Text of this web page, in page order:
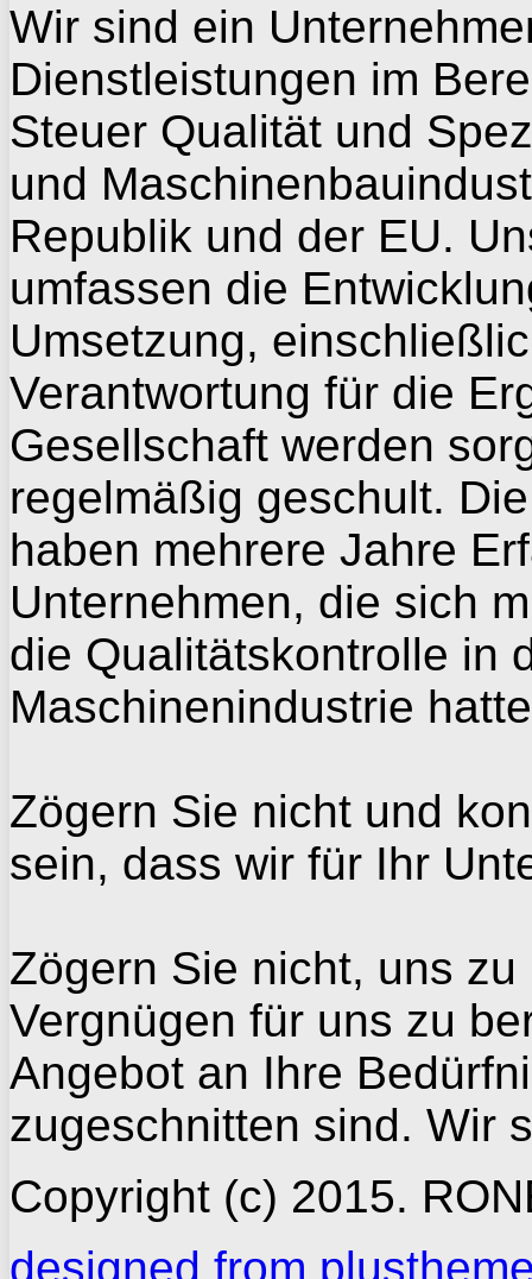
Wir sind ein
Dienstleistungen im
Steuer Qualität und
und
Republik und der EU.
umfassen die
Umsetzung,
Verantwortung für die
Gesellschaft werden
regelmäßig geschult.
haben mehrere Jahre
Unternehmen, die sich
die Qualitätskontrolle in
Maschinenindustrie hatte
Zögern Sie nicht und
sein, dass wir für Ihr
Zögern Sie nicht, uns zu
Vergnügen für uns zu
Angebot an Ihre
zugeschnitten sind. Wir
Copyright (c) 2015.
designed from